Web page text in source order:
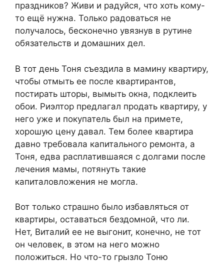
праздников? Живи и радуйся, что хоть кому-
то ещё нужна. Только радоваться не
получалось, бесконечно увязнув в рутине
обязательств и домашних дел.
В тот день Тоня съездила в мамину квартиру,
чтобы отмыть ее после квартирантов,
постирать шторы, вымыть окна, подклеить
обои. Риэлтор предлагал продать квартиру, у
него уже и покупатель был на примете,
хорошую цену давал. Тем более квартира
давно требовала капитального ремонта, а
Тоня, едва расплатившаяся с долгами после
лечения мамы, потянуть такие
капиталовложения не могла.
Вот только страшно было избавляться от
квартиры, оставаться бездoмной, что ли.
Нет, Виталий ее не выгонит, конечно, не тот
он человек, в этом на него можно
положиться. Но что-то грызло Тоню